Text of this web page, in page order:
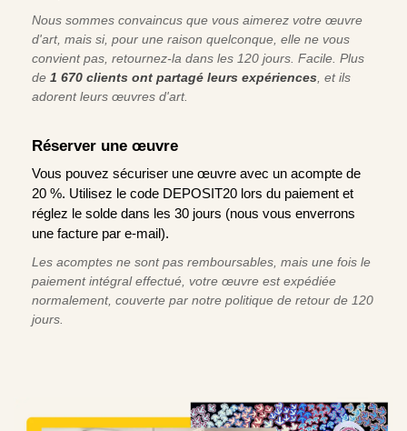
Nous sommes convaincus que vous aimerez votre œuvre
d'art, mais si, pour une raison quelconque, elle ne vous
convient pas, retournez-la dans les 120 jours. Facile. Plus
de 1 670 clients ont partagé leurs expériences , et ils
adorent leurs œuvres d'art.
Réserver une œuvre
Vous pouvez sécuriser une œuvre avec un acompte de
20 %. Utilisez le code DEPOSIT20 lors du paiement et
réglez le solde dans les 30 jours (nous vous enverrons
une facture par e-mail).
Les acomptes ne sont pas remboursables, mais une fois le
paiement intégral effectué, votre œuvre est expédiée
normalement, couverte par notre politique de retour de 120
jours.